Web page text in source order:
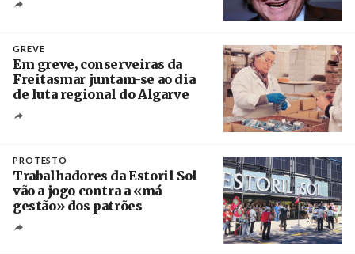
GREVE
Em greve, conserveiras da
Freitasmar juntam-se ao dia
de luta regional do Algarve
PROTESTO
Trabalhadores da Estoril Sol
vão a jogo contra a «má
gestão» dos patrões